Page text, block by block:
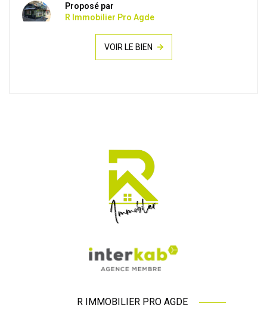
Proposé par
R Immobilier Pro Agde
VOIR LE BIEN
R IMMOBILIER PRO AGDE